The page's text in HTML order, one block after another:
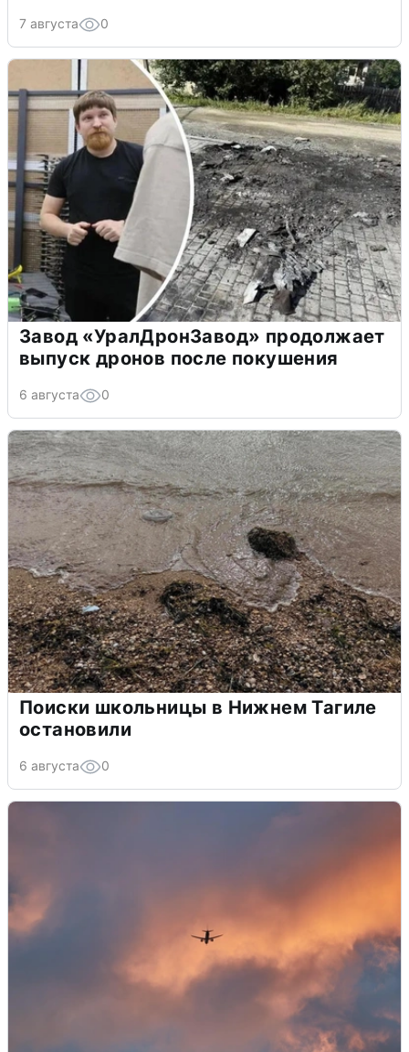
7 августа 0
Завод «УралДронЗавод» продолжает
выпуск дронов после покушения
6 августа 0
Поиски школьницы в Нижнем Тагиле
остановили
6 августа 0